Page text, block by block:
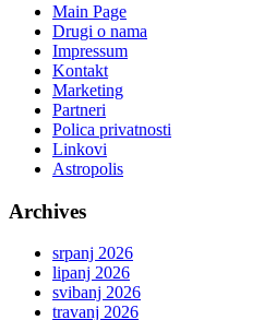
Main Page
Drugi o nama
Impressum
Kontakt
Marketing
Partneri
Polica privatnosti
Linkovi
Astropolis
Archives
srpanj 2026
lipanj 2026
svibanj 2026
travanj 2026